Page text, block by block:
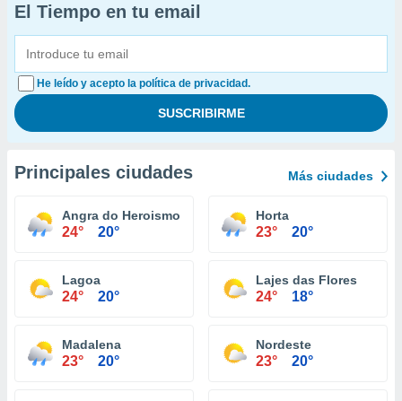
El Tiempo en tu email
He leído y acepto la política de privacidad.
Principales ciudades Más ciudades
Angra do Heroismo
24° 20°
Horta
23° 20°
Lagoa
24° 20°
Lajes das Flores
24° 18°
Madalena
23° 20°
Nordeste
23° 20°